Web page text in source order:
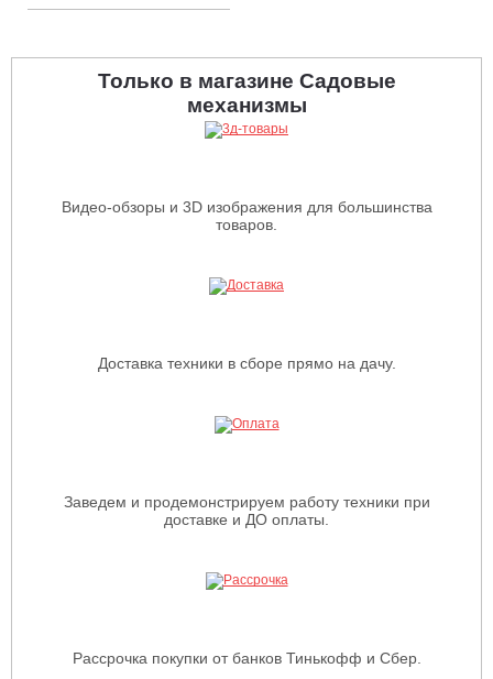
Только в магазине Садовые
механизмы
Видео-обзоры и 3D изображения для большинства
товаров.
Доставка техники в сборе прямо на дачу.
Заведем и продемонстрируем работу техники при
доставке и ДО оплаты.
Рассрочка покупки от банков Тинькофф и Сбер.